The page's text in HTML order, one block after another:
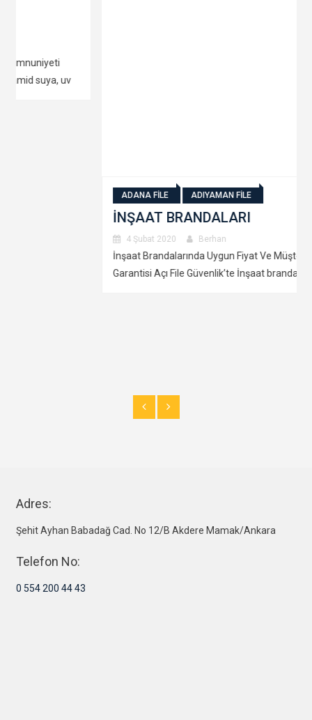
İnşaat Brandalarında Uygun Fiyat Ve Müşteri Memnuniyeti
Garantisi Açı File Güvenlik’te İnşaat brandaları her tü
Adres:
Şehit Ayhan Babadağ Cad. No 12/B Akdere Mamak/Ankara
Telefon No:
0 554 200 44 43